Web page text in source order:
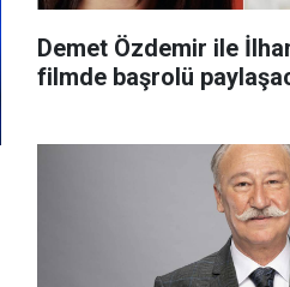
Demet Özdemir ile
filmde başrolü